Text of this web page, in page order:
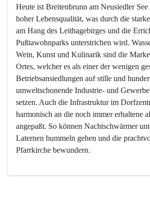
Heute ist Breitenbrunn am Neusiedler
hoher Lebensqualität, was durch die
am Hang des Leithagebirges und die
Pußtawohnparks unterstrichen wird.
Wein, Kunst und Kulinarik sind die
Ortes, welcher es als einer der wenigen
Betriebsansiedlungen auf stille und
umweltschonende Industrie- und
setzen. Auch die Infrastruktur im
harmonisch an die noch immer erhaltene
angepaßt. So können Nachtschwärmer
Laternen bummeln gehen und die
Pfarrkirche bewundern.
Der Weinbau dominert heute nicht mehr,